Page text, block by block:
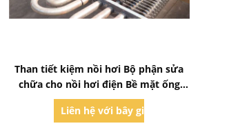
Than tiết kiệm nồi hơi Bộ phận sửa
chữa cho nồi hơi điện Bề mặt ống
sưởi
Liên hệ với bây giờ